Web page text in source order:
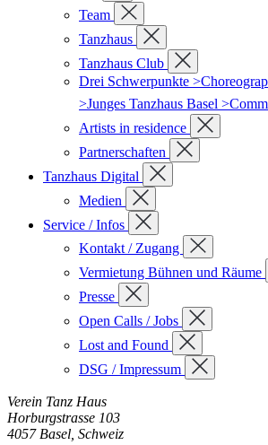
Team
Tanzhaus
Tanzhaus Club
Drei Schwerpunkte
>Junges Tanzhaus Basel
Artists in residence
Partnerschaften
Tanzhaus Digital
Medien
Service / Infos
Kontakt / Zugang
Vermietung Bühnen und Räume
Presse
Open Calls / Jobs
Lost and Found
DSG / Impressum
Verein Tanz Haus
Horburgstrasse 103
4057 Basel, Schweiz